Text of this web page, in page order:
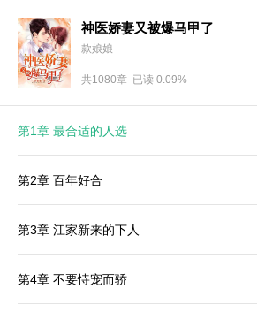
神医娇妻又被爆马甲了
款娘娘
共1080章 已读 0.09%
第1章 最合适的人选
第2章 百年好合
第3章 江家新来的下人
第4章 不要恃宠而骄